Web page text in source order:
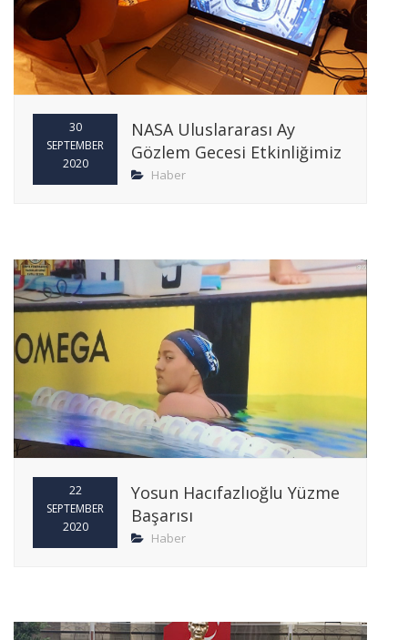
30
SEPTEMBER
2020
NASA Uluslararası Ay
Gözlem Gecesi Etkinliğimiz
Haber
22
SEPTEMBER
2020
Yosun Hacıfazlıoğlu Yüzme
Başarısı
Haber